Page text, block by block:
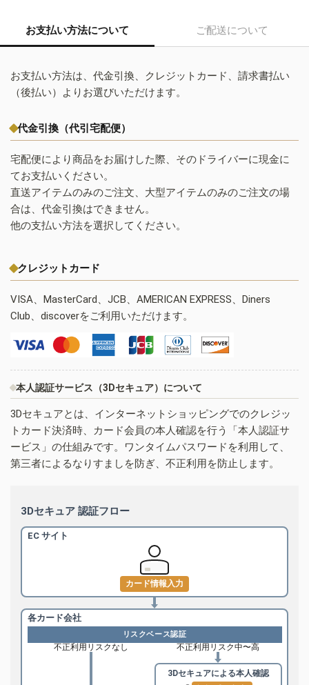
お支払い方法について ご配送について
お支払い方法は、代金引換、クレジットカード、請求書払い
（後払い）よりお選びいただけます。
代金引換（代引宅配便）
宅配便により商品をお届けした際、そのドライバーに現金に
てお支払いください。
直送アイテムのみのご注文、大型アイテムのみのご注文の場
合は、代金引換はできません。
他の支払い方法を選択してください。
クレジットカード
VISA、MasterCard、JCB、AMERICAN EXPRESS、Diners
Club、discoverをご利用いただけます。
本人認証サービス（3Dセキュア）について
3Dセキュアとは、インターネットショッピングでのクレジッ
トカード決済時、カード会員の本人確認を行う「本人認証サ
ービス」の仕組みです。ワンタイムパスワードを利用して、
第三者によるなりすましを防ぎ、不正利用を防止します。
3Dセキュア 認証フロー
EC サイト
カード情報入力
各カード会社
リスクベース認証
不正利用リスクなし 不正利用リスク中〜高
3Dセキュアによる本人確認